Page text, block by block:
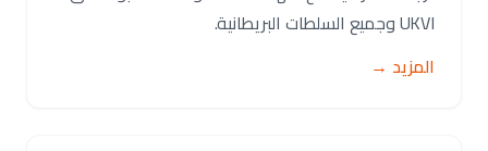
UKVI وجميع السلطات البريطانية.
المزيد →